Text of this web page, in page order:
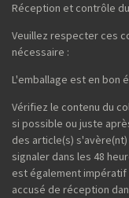
Réception et contrôle
Veuillez respecter ces
nécessaire :
L'emballage est en bon
Vérifiez le contenu du
si possible ou juste
des article(s)
signaler dans les 48
est également
accusé de réception